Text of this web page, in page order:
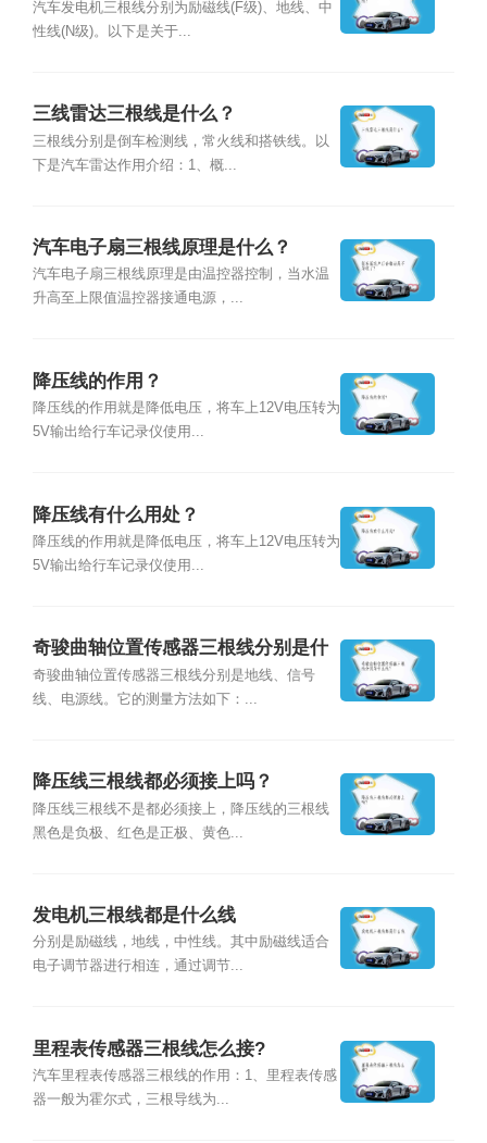
汽车发电机三根线分别为励磁线(F级)、地线、中
性线(N级)。以下是关于...
三线雷达三根线是什么？
三根线分别是倒车检测线，常火线和搭铁线。以
下是汽车雷达作用介绍：1、概...
汽车电子扇三根线原理是什么？
汽车电子扇三根线原理是由温控器控制，当水温
升高至上限值温控器接通电源，...
降压线的作用？
降压线的作用就是降低电压，将车上12V电压转为
5V输出给行车记录仪使用...
降压线有什么用处？
降压线的作用就是降低电压，将车上12V电压转为
5V输出给行车记录仪使用...
奇骏曲轴位置传感器三根线分别是什
么线？
奇骏曲轴位置传感器三根线分别是地线、信号
线、电源线。它的测量方法如下：...
降压线三根线都必须接上吗？
降压线三根线不是都必须接上，降压线的三根线
黑色是负极、红色是正极、黄色...
发电机三根线都是什么线
分别是励磁线，地线，中性线。其中励磁线适合
电子调节器进行相连，通过调节...
里程表传感器三根线怎么接?
汽车里程表传感器三根线的作用：1、里程表传感
器一般为霍尔式，三根导线为...